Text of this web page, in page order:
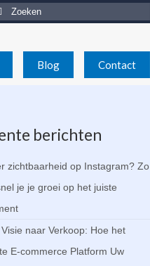
Blog Contact
berichten
zichtbaarheid op Instagram? Zo
je je groei op het juiste
Visie naar Verkoop: Hoe het
E-commerce Platform Uw